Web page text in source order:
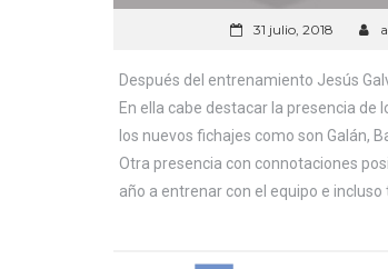
31 julio, 2018
Después del entrenamiento Jesús
En ella cabe destacar la presencia de
los nuevos fichajes como son Galán,
Otra presencia con connotaciones
año a entrenar con el equipo e